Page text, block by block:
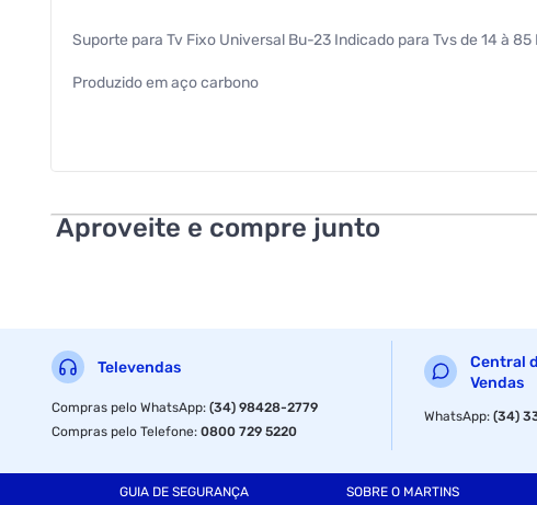
Suporte para Tv Fixo Universal Bu-23 Indicado para Tvs de 14 à 85
Produzido em aço carbono
Largura: 10,0 cm
Aproveite e compre junto
Televendas
Compras pelo WhatsApp:(34) 98428-2779
Compras pelo Telefone:0800 729 5220
Central
Vendas
WhatsApp:(34)
GUIA DE SEGURANÇA SOBRE O MARTINS